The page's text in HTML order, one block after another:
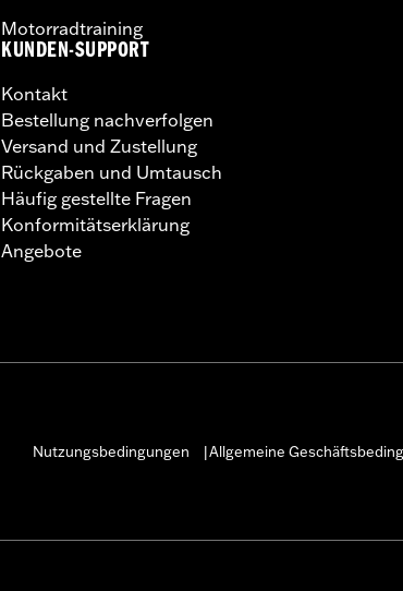
Motorradtraining
KUNDEN-SUPPORT
Kontakt
Bestellung nachverfolgen
Versand und Zustellung
Rückgaben und Umtausch
Häufig gestellte Fragen
Konformitätserklärung
Angebote
Nutzungsbedingungen
Allgemeine